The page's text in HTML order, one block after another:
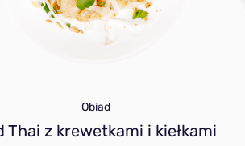
Obiad
Thai z krewetkami i kiełkami